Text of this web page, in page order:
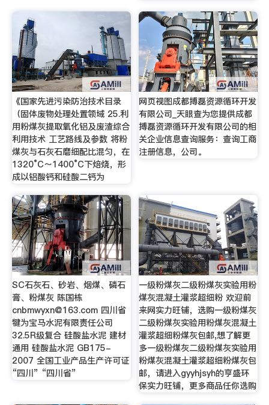
《国家先进污染防治技术目录
（固体废物处理处置领域 25.利
用粉煤灰提取氧化铝及废渣综合
利用技术 工艺路线及参数 将粉
煤灰与石灰石磨细配比混匀，在
1320°C～1400°C下焙烧，形
成以铝酸钙和硅酸二钙为
网页视图成都搏磊资源循环开发
有限公司_天眼查为您提供成都
搏磊资源循环开发有限公司的相
关企业信息查询服务：查询工商
注册信息，公司。
SC石灰石、砂岩、烟煤、磷石
膏、粉煤灰 陈国栋
cnbmwyxn@163.com四川省
犍为宝马水泥有限责任公司
32.5R级复合 硅酸盐水泥 建材
通用 硅酸盐水泥 GB175-
2007 全国工业产品生产许可证
“四川” “四川省”
一级粉煤灰二级粉煤灰实验用粉
煤灰混凝土灌浆超细粉 欢迎前
来网实力旺铺，选购一级粉煤灰
二级粉煤灰实验用粉煤灰混凝土
灌浆超细粉煤灰包邮,想了解更
多一级粉煤灰二级粉煤灰实验用
粉煤灰混凝土灌浆超细粉煤灰包
邮，请进入gyyhjsyh的亨盛环
保实力旺铺，更多商品任你选购